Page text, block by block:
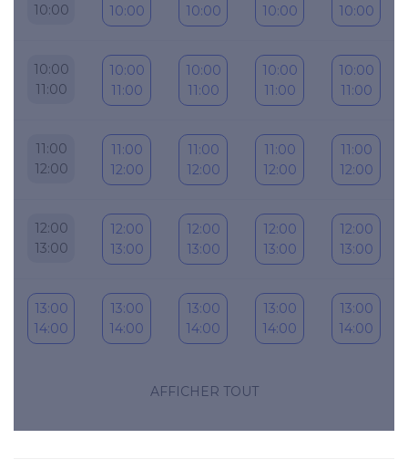
10:00
10:00
10:00
10:00
10:00
10:00
11:00
10:00
11:00
10:00
11:00
10:00
11:00
10:00
11:00
11:00
12:00
11:00
12:00
11:00
12:00
11:00
12:00
11:00
12:00
12:00
13:00
12:00
13:00
12:00
13:00
12:00
13:00
12:00
13:00
13:00
14:00
13:00
14:00
13:00
14:00
13:00
14:00
13:00
14:00
14:00
AFFICHER TOUT